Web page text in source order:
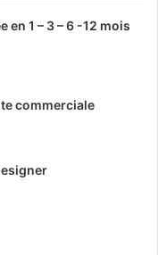
en 1 – 3 – 6 -12 mois
commerciale